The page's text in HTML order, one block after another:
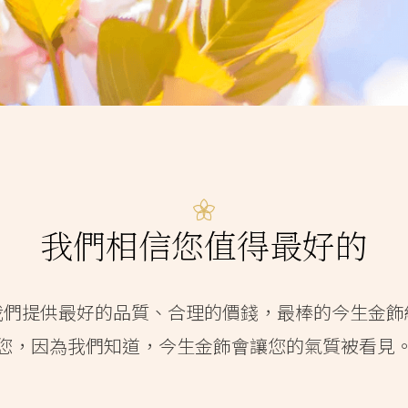
我們相信您值得最好的
提供最好的品質、合理的價錢，最棒的今生金
，因為我們知道，今生金飾會讓您的氣質被看見